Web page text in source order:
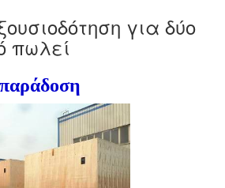
για δύο
πωλεί